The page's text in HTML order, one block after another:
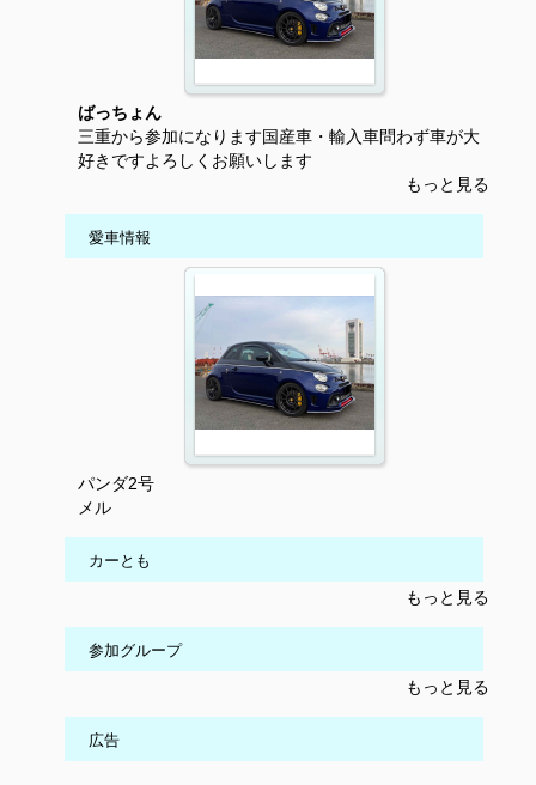
ばっちょん
三重から参加になります国産車・輸入車問わず車が大
好きですよろしくお願いします
もっと見る
愛車情報
パンダ2号
メル
カーとも
もっと見る
参加グループ
もっと見る
広告